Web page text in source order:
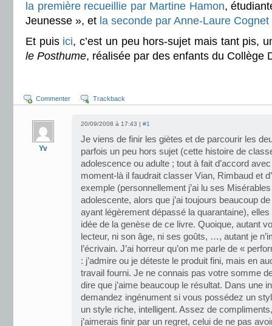
la première recueillie par Martine Hamon,
Jeunesse », et la seconde par Anne-Laure Cognet
Et puis ici, c’est un peu hors-sujet mais tant pis,
le Posthume, réalisée par des enfants du Collège
Commenter Trackback
Yv
20/09/2008 à 17:43 | #1
Je viens de finir les giètes et de parcourir les
parfois un peu hors sujet (cette histoire de
adolescence ou adulte ; tout à fait d’accord
moment-là il faudrait classer Vian, Rimbaud et
exemple (personnellement j’ai lu ses
adolescente, alors que j’ai toujours beaucoup
ayant légèrement dépassé la quarantaine),
idée de la genèse de ce livre. Quoique, autant
lecteur, ni son âge, ni ses goûts, …, autant je
l’écrivain. J’ai horreur qu’on me parle de «
: j’admire ou je déteste le produit fini, mais en
travail fourni. Je ne connais pas votre somme
dire que j’aime beaucoup le résultat. Dans une
demandez ingénument si vous possédez un
un style riche, intelligent. Assez de
j’aimerais finir par un regret, celui de ne pas